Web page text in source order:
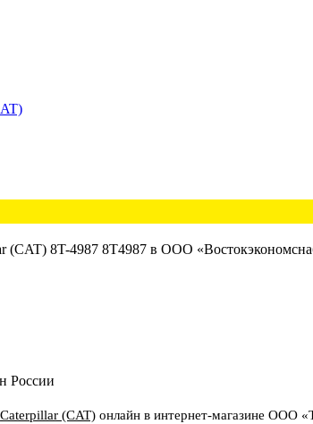
России
Caterpillar (CAT) онлайн в интернет-магазине ООО